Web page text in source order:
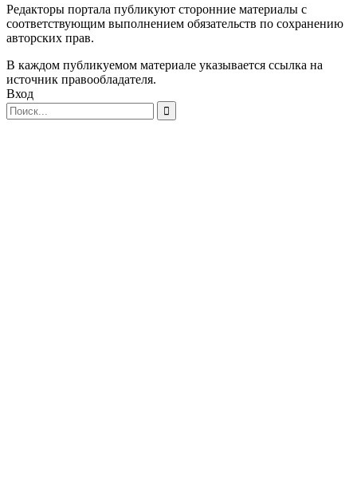
Редакторы портала публикуют сторонние материалы с
соответствующим выполнением обязательств по сохранению
авторских прав.
В каждом публикуемом материале указывается ссылка на
источник правообладателя.
Вход